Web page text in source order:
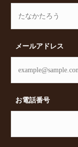
メールアドレス
お電話番号